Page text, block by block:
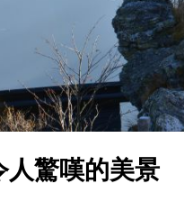
人驚嘆的美景